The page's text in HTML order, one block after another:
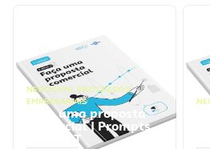
NEGÓCIOS, PROCESSOS
EMPRESARIAIS
Faça uma proposta
comercial | Prompts
ChatGPT